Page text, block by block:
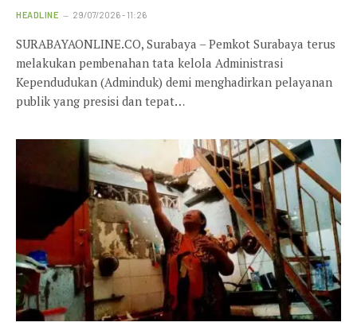
HEADLINE 29/07/2026 - 11:26
SURABAYAONLINE.CO, Surabaya – Pemkot Surabaya terus
melakukan pembenahan tata kelola Administrasi
Kependudukan (Adminduk) demi menghadirkan pelayanan
publik yang presisi dan tepat…